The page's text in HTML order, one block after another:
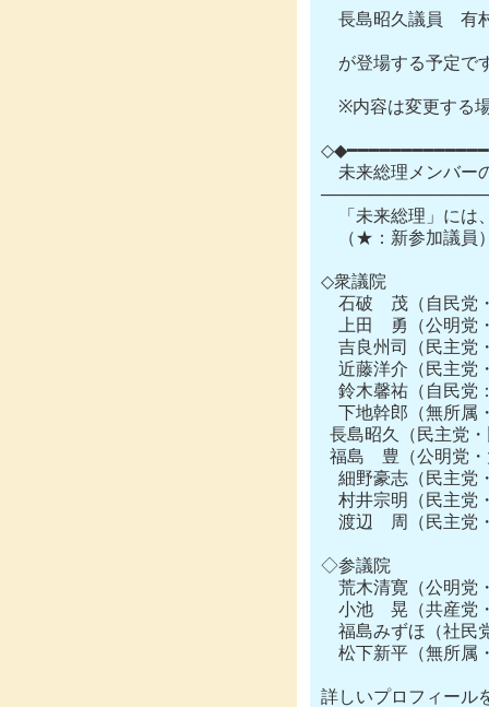
長島昭久議員　有
が登場する予定で
※内容は変更する
未来総理メンバー
「未来総理」には
（★：新参加議員
◇衆議院
石破　茂（自民党
上田　勇（公明党
吉良州司（民主党
近藤洋介（民主党
鈴木馨祐（自民
下地幹郎（無所属
長島昭久（民主党
福島　豊（公明党
細野豪志（民主党
村井宗明（民主党
渡辺　周（民主党
◇参議院
荒木清寛（公明党
小池　晃（共産党
福島みずほ（社民
松下新平（無所属
詳しいプロフィール